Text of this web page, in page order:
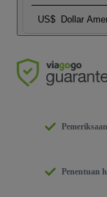
US$ Dollar
Penentuan